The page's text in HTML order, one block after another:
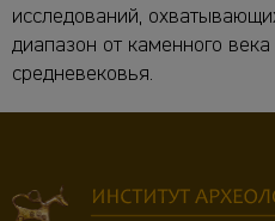
исследований,
диапазон от каменного века
средневековья.